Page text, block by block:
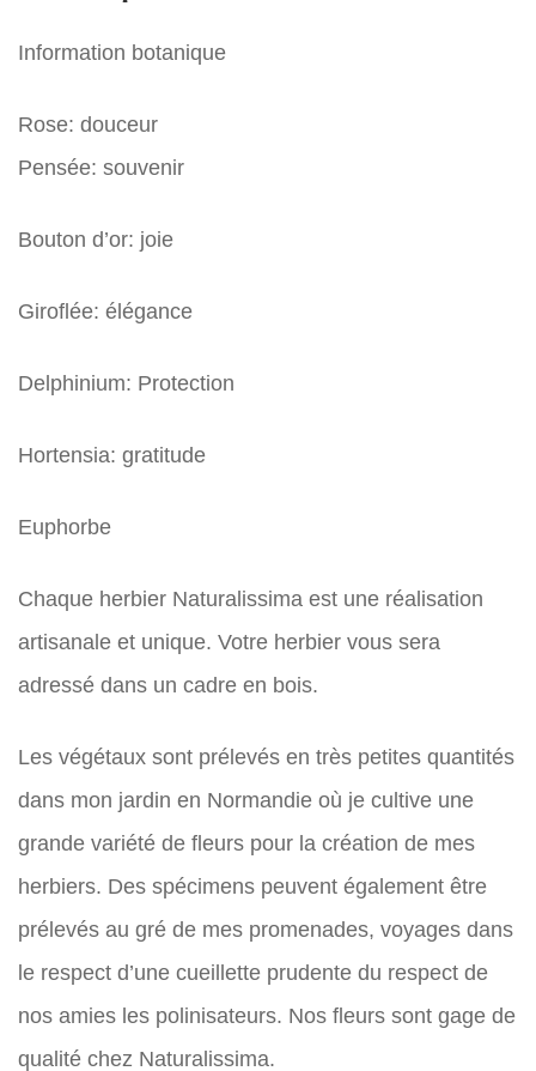
Information botanique
Rose: douceur
Pensée: souvenir
Bouton d’or: joie
Giroflée: élégance
Delphinium: Protection
Hortensia: gratitude
Euphorbe
Chaque herbier Naturalissima est une réalisation
artisanale et unique. Votre herbier vous sera
adressé dans un cadre en bois.
Les végétaux sont prélevés en très petites quantités
dans mon jardin en Normandie où je cultive une
grande variété de fleurs pour la création de mes
herbiers. Des spécimens peuvent également être
prélevés au gré de mes promenades, voyages dans
le respect d’une cueillette prudente du respect de
nos amies les polinisateurs. Nos fleurs sont gage de
qualité chez Naturalissima.